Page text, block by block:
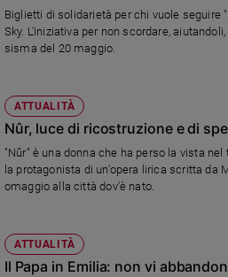
Biglietti di solidarietà per chi vuole seguire
Sky. L'iniziativa per non scordare,
sisma del 20 maggio.
ATTUALITÀ
Nûr, luce di ricostruzione e di
"Nûr" è una donna che ha perso la vista
la protagonista di un'opera lirica scritta da
omaggio alla città dov'è nato.
ATTUALITÀ
Il Papa in Emilia: non vi